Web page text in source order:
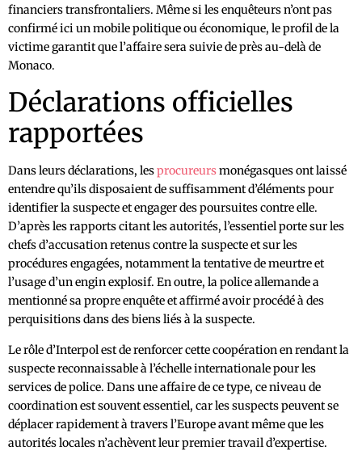
financiers transfrontaliers. Même si les enquêteurs n’ont pas
confirmé ici un mobile politique ou économique, le profil de la
victime garantit que l’affaire sera suivie de près au-delà de
Monaco.
Déclarations officielles
rapportées
Dans leurs déclarations, lesprocureursmonégasques ont laissé
entendre qu’ils disposaient de suffisamment d’éléments pour
identifier la suspecte et engager des poursuites contre elle.
D’après les rapports citant les autorités, l’essentiel porte sur les
chefs d’accusation retenus contre la suspecte et sur les
procédures engagées, notamment la tentative de meurtre et
l’usage d’un engin explosif. En outre, la police allemande a
mentionné sa propre enquête et affirmé avoir procédé à des
perquisitions dans des biens liés à la suspecte.
Le rôle d’Interpol est de renforcer cette coopération en rendant la
suspecte reconnaissable à l’échelle internationale pour les
services de police. Dans une affaire de ce type, ce niveau de
coordination est souvent essentiel, car les suspects peuvent se
déplacer rapidement à travers l’Europe avant même que les
autorités locales n’achèvent leur premier travail d’expertise.